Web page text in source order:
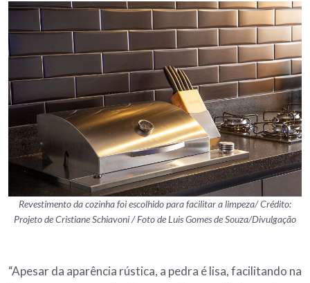
Revestimento da cozinha foi escolhido para facilitar a limpeza/ Crédito:
Projeto de Cristiane Schiavoni / Foto de Luis Gomes de Souza/Divulgação
“Apesar da aparência rústica, a pedra é lisa, facilitando na